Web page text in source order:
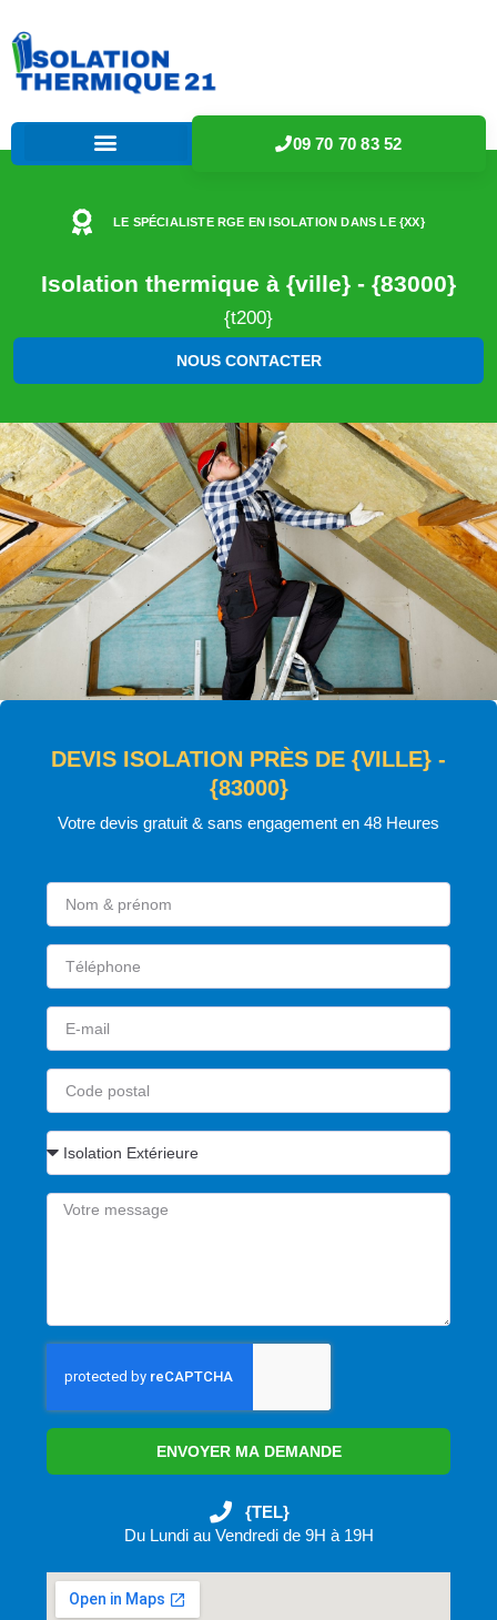
09 70 70 83 52
LE SPÉCIALISTE RGE EN ISOLATION DANS LE {XX}
Isolation thermique à {ville} - {83000}
{t200}
NOUS CONTACTER
DEVIS ISOLATION PRÈS DE {VILLE} -
{83000}
Votre devis gratuit & sans engagement en 48 Heures
ENVOYER MA DEMANDE
{TEL}
Du Lundi au Vendredi de 9H à 19H